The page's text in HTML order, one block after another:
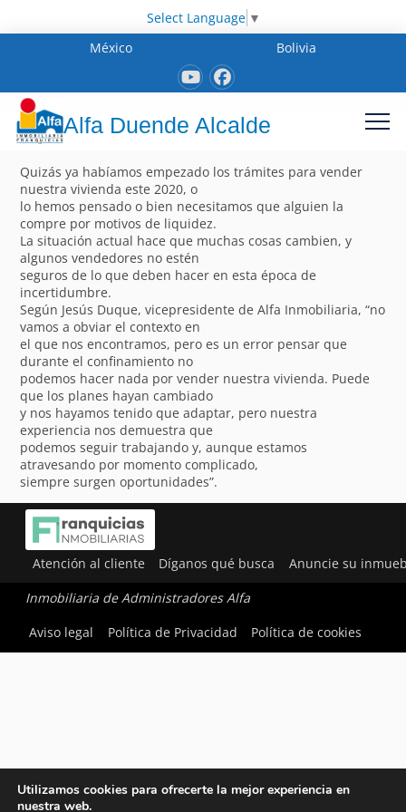
Select Language ▼
México
Bolivia
Alfa Duende Alcalde
Quizás ya habíamos empezado los trámites para vender
nuestra vivienda este 2020, o
lo hemos pensado o bien necesitamos que alguien la
compre por motivos de liquidez.
La situación actual hace que muchas cosas cambien, y
algunos vendedores no estén
seguros de lo que deben hacer en esta época de
incertidumbre.
Según Jesús Duque, vicepresidente de Alfa Inmobiliaria, “no
vamos a obviar el contexto en
el que nos encontramos, pero es un error pensar que
durante el confinamiento no
podemos hacer nada por vender nuestra vivienda. Puede
que los planes hayan cambiado
y nos hayamos tenido que adaptar, pero nuestra
experiencia nos demuestra que
podemos seguir trabajando y, aunque estamos
atravesando por momento complicado,
siempre surgen oportunidades”.
Atención al cliente Díganos qué busca Anuncie su
Inmobiliaria de Administradores Alfa
Aviso legal
Política de Privacidad Política de cookies
Utilizamos cookies para ofrecerte la mejor experiencia en
nuestra web.